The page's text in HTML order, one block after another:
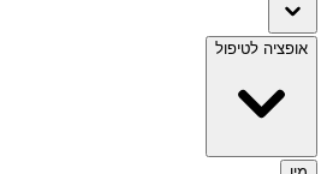
אופציה לטיפול